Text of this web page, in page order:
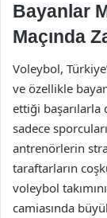
Bayanlar
Maçında
Voleybol,
ve özellikle
ettiği başarılarla
sadece
antrenörlerin
taraftarların
voleybol
camiasında